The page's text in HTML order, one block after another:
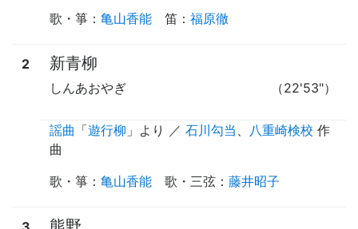
歌・箏 ： 亀山香能 笛 ： 福原徹
2 新青柳
（22'53"）
しんあおやぎ
謡曲 「遊行柳 」 より ／ 石川勾当 八重崎検校 作
曲
歌・箏 ： 亀山香能 歌・三弦 ： 藤井昭子